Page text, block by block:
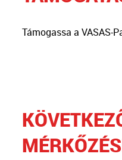
Támogassa a VASAS-